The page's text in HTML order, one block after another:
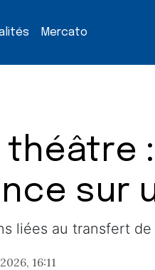
Mercato
théâtre
sur
liées au transfert
16:11